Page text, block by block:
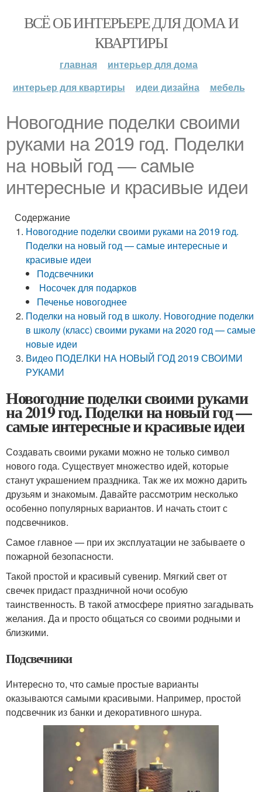
ВСЁ ОБ ИНТЕРЬЕРЕ ДЛЯ ДОМА И
КВАРТИРЫ
главная
интерьер для дома
интерьер для квартиры
идеи дизайна мебель
Новогодние поделки своими
руками на 2019 год. Поделки
на новый год — самые
интересные и красивые идеи
Содержание
Новогодние поделки своими руками на 2019 год.
Поделки на новый год — самые интересные и
красивые идеи
Подсвечники
Носочек для подарков
Печенье новогоднее
Поделки на новый год в школу. Новогодние поделки
в школу (класс) своими руками на 2020 год — самые
новые идеи
Видео ПОДЕЛКИ НА НОВЫЙ ГОД 2019 СВОИМИ
РУКАМИ
Новогодние поделки своими руками
на 2019 год. Поделки на новый год —
самые интересные и красивые идеи
Создавать своими руками можно не только символ
нового года. Существует множество идей, которые
станут украшением праздника. Так же их можно дарить
друзьям и знакомым. Давайте рассмотрим несколько
особенно популярных вариантов. И начать стоит с
подсвечников.
Самое главное — при их эксплуатации не забываете о
пожарной безопасности.
Такой простой и красивый сувенир. Мягкий свет от
свечек придаст праздничной ночи особую
таинственность. В такой атмосфере приятно загадывать
желания. Да и просто общаться со своими родными и
близкими.
Подсвечники
Интересно то, что самые простые варианты
оказываются самыми красивыми. Например, простой
подсвечник из банки и декоративного шнура.